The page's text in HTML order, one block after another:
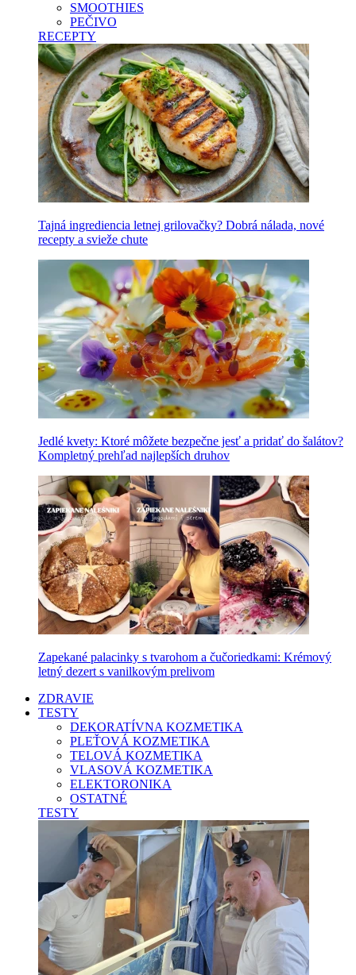
SMOOTHIES
PEČIVO
RECEPTY
Tajná ingrediencia letnej grilovačky? Dobrá nálada, nové
recepty a svieže chute
Jedlé kvety: Ktoré môžete bezpečne jesť a pridať do šalátov?
Kompletný prehľad najlepších druhov
Zapekané palacinky s tvarohom a čučoriedkami: Krémový
letný dezert s vanilkovým prelivom
ZDRAVIE
TESTY
DEKORATÍVNA KOZMETIKA
PLEŤOVÁ KOZMETIKA
TELOVÁ KOZMETIKA
VLASOVÁ KOZMETIKA
ELEKTORONIKA
OSTATNÉ
TESTY